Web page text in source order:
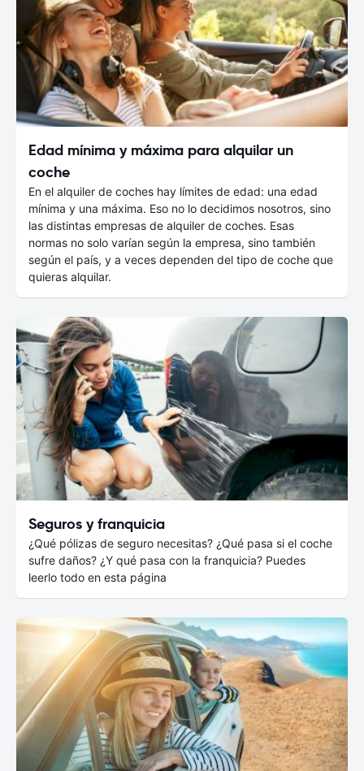
Edad mínima y máxima para alquilar un
coche
En el alquiler de coches hay límites de edad: una edad
mínima y una máxima. Eso no lo decidimos nosotros, sino
las distintas empresas de alquiler de coches. Esas
normas no solo varían según la empresa, sino también
según el país, y a veces dependen del tipo de coche que
quieras alquilar.
Seguros y franquicia
¿Qué pólizas de seguro necesitas? ¿Qué pasa si el coche
sufre daños? ¿Y qué pasa con la franquicia? Puedes
leerlo todo en esta página